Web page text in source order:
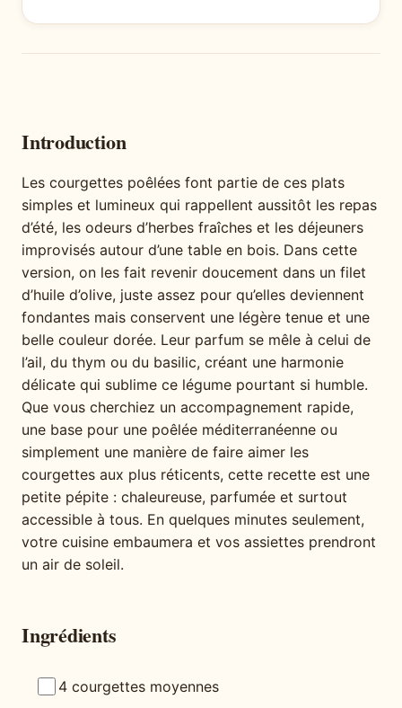
Introduction
Les courgettes poêlées font partie de ces plats
simples et lumineux qui rappellent aussitôt les repas
d’été, les odeurs d’herbes fraîches et les déjeuners
improvisés autour d’une table en bois. Dans cette
version, on les fait revenir doucement dans un filet
d’huile d’olive, juste assez pour qu’elles deviennent
fondantes mais conservent une légère tenue et une
belle couleur dorée. Leur parfum se mêle à celui de
l’ail, du thym ou du basilic, créant une harmonie
délicate qui sublime ce légume pourtant si humble.
Que vous cherchiez un accompagnement rapide,
une base pour une poêlée méditerranéenne ou
simplement une manière de faire aimer les
courgettes aux plus réticents, cette recette est une
petite pépite : chaleureuse, parfumée et surtout
accessible à tous. En quelques minutes seulement,
votre cuisine embaumera et vos assiettes prendront
un air de soleil.
Ingrédients
4 courgettes moyennes